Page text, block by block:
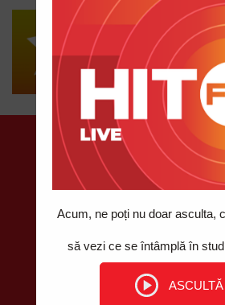
Acum, ne poți nu doar asculta,
să vezi ce se întâmplă în
ASCULTĂ
Despre HIT FM
POSTUL DE RADIO #1 ÎN
DOAR HITURI. HIT
Contacte
Telefon pentru informaţii:
VIBER HIT FM: 078
Email:
Chișinău, str. Bucovinei 9,